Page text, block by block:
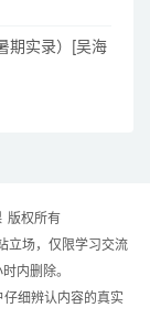
期实录）[吴海
版权所有
立场，仅限学习交流
内删除。
细辨认内容的真实